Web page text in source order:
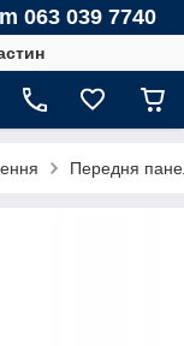
063 039 7740
Передня